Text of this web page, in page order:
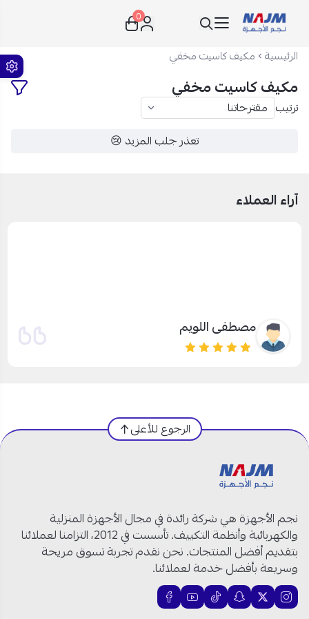
نجم الأجهزة
0
الرئيسية مكيف كاسيت مخفي
مكيف كاسيت مخفي
ترتيب
تعذر جلب المزيد 😢
آراء العملاء
مصطفى اللويم
الرجوع للأعلى
نجم الأجهزة هي شركة رائدة في مجال الأجهزة المنزلية
والكهربائية وأنظمة التكييف. تأسست في 2012، التزامنا لعملائنا
بتقديم أفضل المنتجات. نحن نقدم تجربة تسوق مريحة
وسريعة بأفضل خدمة لعملائنا.